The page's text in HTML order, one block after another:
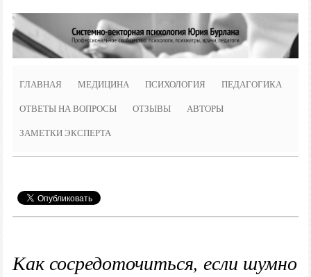
ГЛАВНАЯ МЕДИЦИНА ПСИХОЛОГИЯ ПЕДАГОГИКА
ОТВЕТЫ НА ВОПРОСЫ ОТЗЫВЫ АВТОРЫ
ЗАМЕТКИ ЭКСПЕРТА
Как сосредоточиться, если шумно